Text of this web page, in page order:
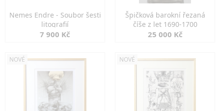
Nemes Endre - Soubor šesti
litografií
7 900 Kč
Špičková barokní řezaná
číše z let 1690-1700
25 000 Kč
NOVÉ NOVÉ